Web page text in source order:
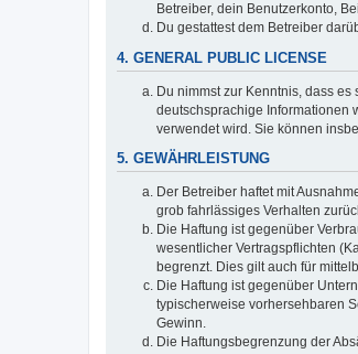
Betreiber, dein Benutzerkonto,
Du gestattest dem Betreiber
4. GENERAL PUBLIC LICENSE
Du nimmst zur Kenntnis, dass es
deutschsprachige Informationen
verwendet wird. Sie können
5. GEWÄHRLEISTUNG
Der Betreiber haftet mit
grob fahrlässiges Verhalten
Die Haftung ist gegenüber
wesentlicher Vertragspflichten
begrenzt. Dies gilt auch für
Die Haftung ist gegenüber
typischerweise vorhersehbaren
Gewinn.
Die Haftungsbegrenzung der